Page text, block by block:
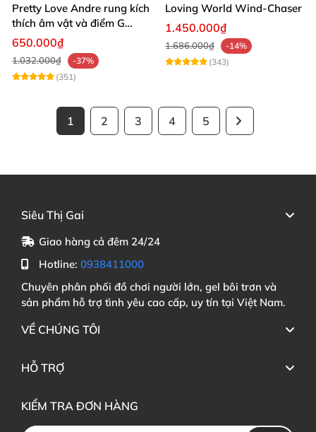
Pretty Love Andre rung kích
thích âm vật và điểm G
mạnh mẽ
650.000₫
1.032.000₫
-37%
(351)
Loving World Wind-Chaser
1.450.000₫
1.686.000₫
-14%
(343)
1 2 3 4 5
Siêu Thị Gai
Giao hàng cả đêm 24/24
Hotline: 0938411000
Chuyên phân phối đồ chơi người lớn, gel bôi trơn và
sản phẩm hỗ trợ tình yêu cao cấp, uy tín tại Việt Nam.
VỀ CHÚNG TÔI
HỖ TRỢ
KIỂM TRA ĐƠN HÀNG